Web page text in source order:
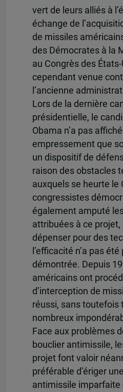
vert de leurs alliés à
échange de
de missiles
des Démocrates à la
au Congrès des
cependant venue
l’ancienne
Lors de la dernière
présidentielle, le
Obama n’a pas
empressement que
un dispositif de
raison des obstacles
auxquels se heurte le
congressistes
également amputé
attribuées à ce
dépenser pour des
l’efficacité n’a pas
démontrée. Depuis
américains ont
d’interception de
réussi, sans toutefois
nombreux
Face aux problèmes
bouclier antimissile,
projet font valoir
préférable d’ériger
antimissile imparfaite